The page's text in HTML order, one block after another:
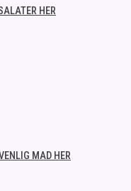
HER
MAD HER